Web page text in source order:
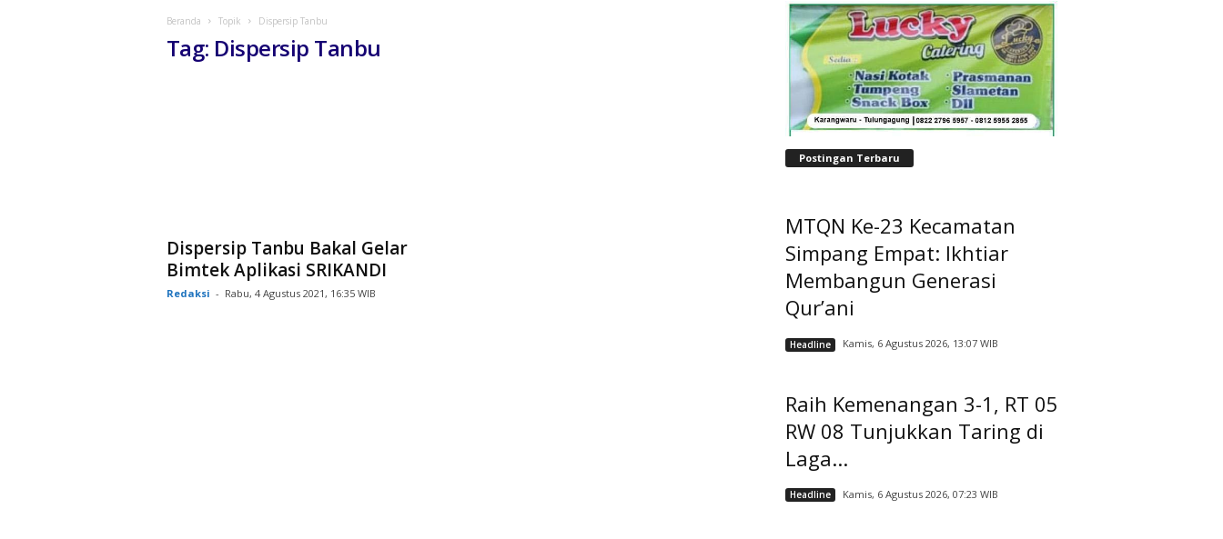
Beranda Topik Dispersip Tanbu
Tag: Dispersip Tanbu
Dispersip Tanbu Bakal Gelar
Bimtek Aplikasi SRIKANDI
Redaksi - Rabu, 4 Agustus 2021, 16:35 WIB
Postingan Terbaru
MTQN Ke-23 Kecamatan
Simpang Empat: Ikhtiar
Membangun Generasi
Qur’ani
Headline Kamis, 6 Agustus 2026, 13:07 WIB
Raih Kemenangan 3-1, RT 05
RW 08 Tunjukkan Taring di
Laga...
Headline Kamis, 6 Agustus 2026, 07:23 WIB